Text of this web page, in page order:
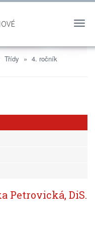
Třídy 4. ročník
Petrovická, DiS.